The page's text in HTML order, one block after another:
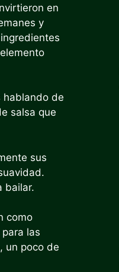
en
y
hablando de
salsa que
sus
bailar.
como
las
un poco de